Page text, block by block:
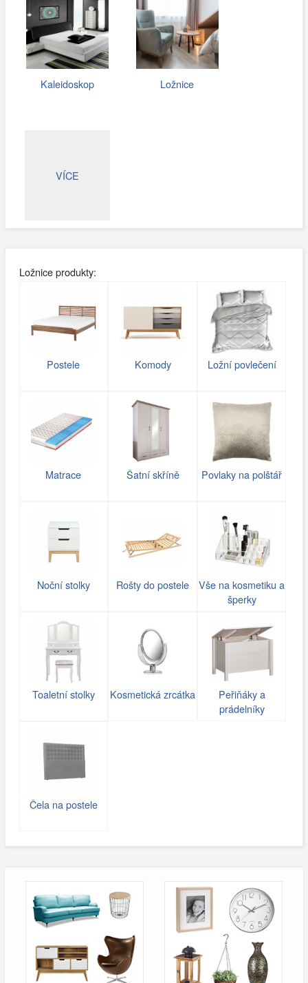
Kaleidoskop Ložnice
VÍCE
Ložnice produkty:
Postele Komody Ložní povlečení
Matrace Šatní skříně Povlaky na polštář
Noční stolky Rošty do postele
Vše na kosmetiku a
šperky
Toaletní stolky Kosmetická zrcátka
Peřiňáky a
prádelníky
Čela na postele